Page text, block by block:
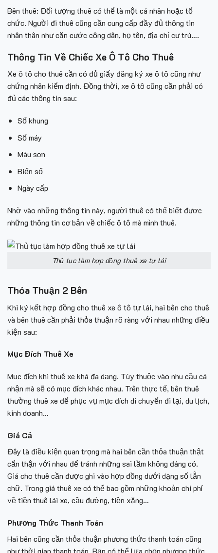
Bên thuê: Đối tượng thuê có thể là một cá nhân hoặc tổ
chức. Người đi thuê cũng cần cung cấp đầy đủ thông tin
nhân thân như căn cước công dân, họ tên, địa chỉ cư trú….
Thông Tin Về Chiếc Xe Ô Tô Cho Thuê
Xe ô tô cho thuê cần có đủ giấy đăng ký xe ô tô cũng như
chứng nhân kiểm định. Đồng thời, xe ô tô cũng cần phải có
đủ các thông tin sau:
Số khung
Số máy
Màu sơn
Biển số
Ngày cấp
Nhờ vào những thông tin này, người thuê có thể biết được
những thông tin cơ bản về chiếc ô tô mà mình thuê.
Thủ tục làm hợp đồng thuê xe tự lái
Thỏa Thuận 2 Bên
Khi ký kết hợp đồng cho thuê xe ô tô tự lái, hai bên cho thuê
và bên thuê cần phải thỏa thuận rõ ràng với nhau những điều
kiện sau:
Mục Đích Thuê Xe
Mục đích khi thuê xe khá đa dạng. Tùy thuộc vào nhu cầu cá
nhận mà sẽ có mục đích khác nhau. Trên thực tế, bên thuê
thường thuê xe để phục vụ mục đích di chuyển đi lại, du lịch,
kinh doanh…
Giá Cả
Đây là điều kiện quan trọng mà hai bên cần thỏa thuận thật
cẩn thận với nhau để tránh những sai lầm không đáng có.
Giá cho thuê cần được ghi vào hợp đồng dưới dạng số lẫn
chữ. Trong giá thuê xe có thể bao gồm những khoản chi phí
về tiền thuê lái xe, cầu đường, tiền xăng…
Phương Thức Thanh Toán
Hai bên cũng cần thỏa thuận phương thức thanh toán cũng
như thời gian thanh toán. Bạn có thể lựa chọn phương thức